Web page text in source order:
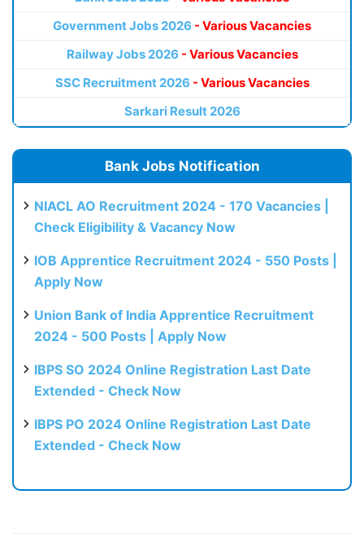
Government Jobs 2026 - Various Vacancies
Railway Jobs 2026 - Various Vacancies
SSC Recruitment 2026 - Various Vacancies
Sarkari Result 2026
Bank Jobs Notification
NIACL AO Recruitment 2024 - 170 Vacancies |
Check Eligibility & Vacancy Now
IOB Apprentice Recruitment 2024 - 550 Posts |
Apply Now
Union Bank of India Apprentice Recruitment
2024 - 500 Posts | Apply Now
IBPS SO 2024 Online Registration Last Date
Extended - Check Now
IBPS PO 2024 Online Registration Last Date
Extended - Check Now